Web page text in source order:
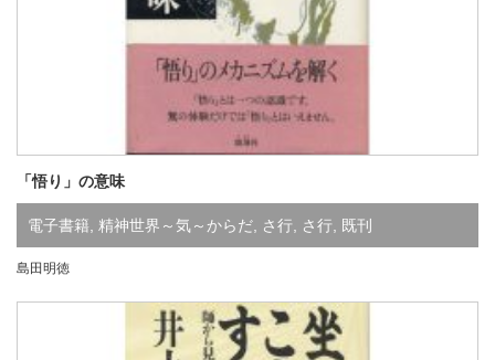
「悟り」の意味
電子書籍 精神世界～気～からだ さ行 さ行 既刊
島田明徳